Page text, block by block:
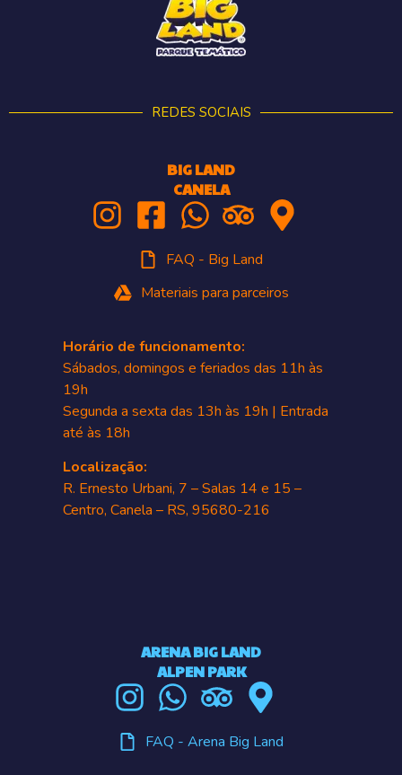
REDES SOCIAIS
BIG LAND
CANELA
FAQ - Big Land
Materiais para parceiros
Horário de funcionamento:
Sábados, domingos e feriados das 11h às
19h
Segunda a sexta das 13h às 19h | Entrada
até às 18h
Localização:
R. Ernesto Urbani, 7 – Salas 14 e 15 –
Centro, Canela – RS, 95680-216
ARENA BIG LAND
ALPEN PARK
FAQ - Arena Big Land